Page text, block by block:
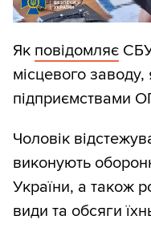
Як повідомляє
місцевого
підприємствами
Чоловік
виконують
України, а також
види та обсяги